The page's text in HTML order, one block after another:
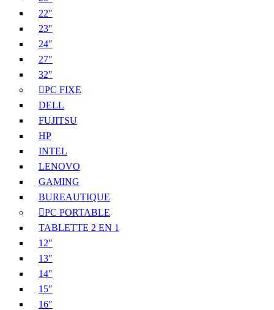
22″
23″
24″
27″
32″
PC FIXE
DELL
FUJITSU
HP
INTEL
LENOVO
GAMING
BUREAUTIQUE
PC PORTABLE
TABLETTE 2 EN 1
12″
13″
14″
15″
16″